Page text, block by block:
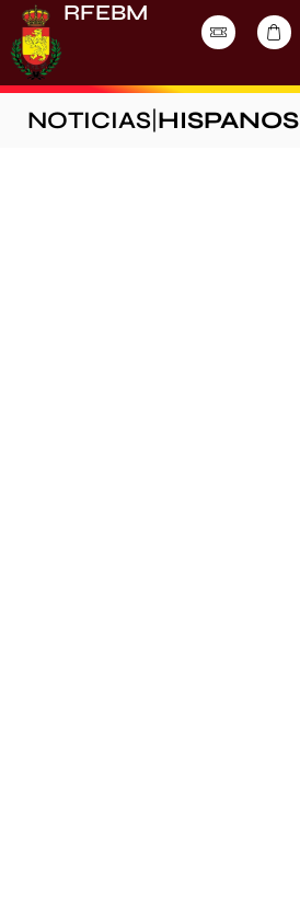
RFEBM
NOTICIAS HISPANOS